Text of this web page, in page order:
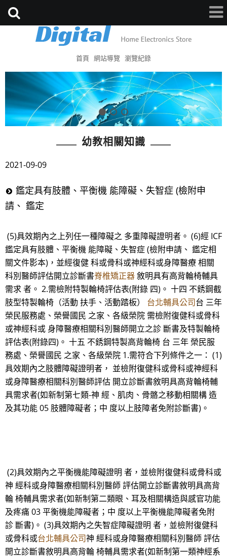
首頁 網站導覽 瀏覽紀錄
幼教相關知識
2021-09-09
鑑定具有肢體、平衡機 能障礙、失智症 (檢附申
請、 鑑定
(5)具效期內之上列任一種障礙之 多重障礙證明者。 (6)經 ICF
鑑定具有肢體、平衡機 能障礙、失智症 (檢附申請、 鑑定相
關文件影本)，並經復健 科或骨科或神經科或身障醫療 相關
科別醫師評估開立診斷書脊椎矯正器敘明具有高背輪椅輔具
需求 者。 2.需檢附特製輪椅評估表(附錄 四)。 十四 不銹鋼截
肢型特製輪椅（活動 扶手、活動踏板） 台北輔具公司台 三年
榮民服務處、榮譽國民 之家、各級榮院 需檢附復健科或骨科
或神經科或 身障醫療相關科別醫師開立之診 斷書及特製輪椅
評估表(附錄四)。 十五 不銹鋼特製高背輪椅 台 三年 榮民服
務處、榮譽國民 之家、各級榮院 1.需符合下列條件之一： (1)
具效期內之肢體障礙證明者， 並檢附復健科或骨科或神經科
或身障醫療相關科別醫師評估 開立診斷書敘明具高背輪椅輔
具需求者(如新制第七類-神 經、肌肉、骨骼之移動相關構 造
及其功能 05 肢體障礙者；中 度以上肢障者免附診斷書)。
(2)具效期內之平衡機能障礙證明 者，並檢附復健科或骨科或
神 經科或身障醫療相關科別醫師 評估開立診斷書敘明具高背
輪 椅輔具需求者(如新制第二類眼、耳及相關構造與感官功能
及疼痛 03 平衡機能障礙者；中 度以上平衡機能障礙者免附
診 斷書)。 (3)具效期內之失智症障礙證明 者，並檢附復健科
或骨科或台北輔具公司神 經科或身障醫療相關科別醫師 評估
開立診斷書敘明具高背輪 椅輔具需求者(如新制第一類神經系